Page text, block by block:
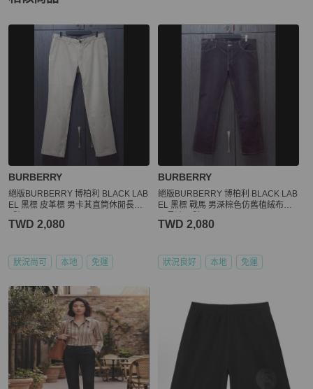
更多相似BURBERRY男裝推薦精品
BURBERRY
絕版BURBERRY 博柏利 BLACK LAB
EL 黑標 皮革標 男卡其直筒休閒長褲8
TWD 2,080
狀況尚可 本地 免運
BURBERRY
絕版BURBERRY 博柏利 BLACK LAB
EL 黑標 戰馬 男深棕色仿舊植絨布休
TWD 2,080
狀況良好 本地 免運